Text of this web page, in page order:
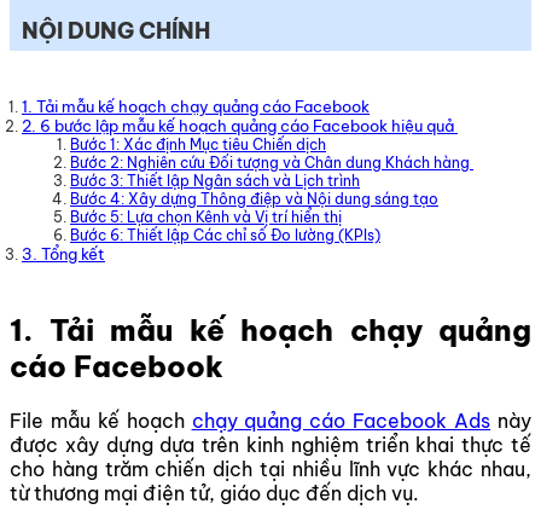
NỘI DUNG CHÍNH
1. Tải mẫu kế hoạch chạy quảng cáo Facebook
2. 6 bước lập mẫu kế hoạch quảng cáo Facebook hiệu quả
Bước 1: Xác định Mục tiêu Chiến dịch
Bước 2: Nghiên cứu Đối tượng và Chân dung Khách hàng
Bước 3: Thiết lập Ngân sách và Lịch trình
Bước 4: Xây dựng Thông điệp và Nội dung sáng tạo
Bước 5: Lựa chọn Kênh và Vị trí hiển thị
Bước 6: Thiết lập Các chỉ số Đo lường (KPIs)
3. Tổng kết
1. Tải mẫu kế hoạch chạy quảng
cáo Facebook
File mẫu kế hoạch chạy quảng cáo Facebook Ads này
được xây dựng dựa trên kinh nghiệm triển khai thực tế
cho hàng trăm chiến dịch tại nhiều lĩnh vực khác nhau,
từ thương mại điện tử, giáo dục đến dịch vụ.